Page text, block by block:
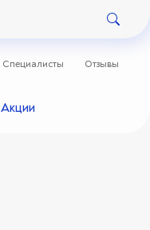
Специалисты Отзывы
Акции